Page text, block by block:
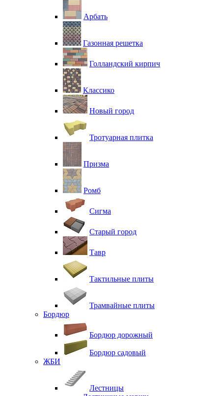
Арбать
Газонная решетка
Голландский кирпич
Классико
Новый город
Тротуарная плитка
Призма
Ромб
Сигма
Старый город
Тавр
Тактильные плиты
Трамвайные плиты
Бордюр
Бордюр дорожный
Бордюр садовый
ЖБИ
Лестницы